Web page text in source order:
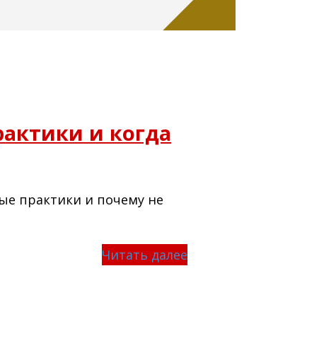
и когда
практики и почему не
Читать далее